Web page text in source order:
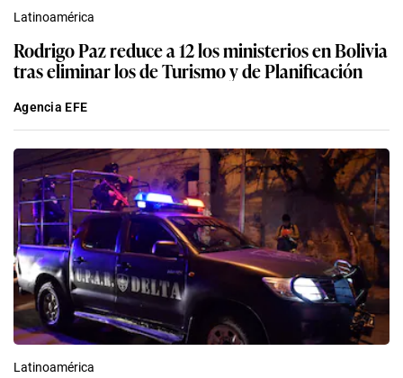
Latinoamérica
Rodrigo Paz reduce a 12 los ministerios en Bolivia
tras eliminar los de Turismo y de Planificación
Agencia EFE
Latinoamérica